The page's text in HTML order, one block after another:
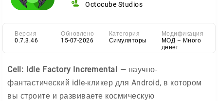
Octocube Studios
Версия
0.7.3.46
Обновлено
15-07-2026
Категория
Симуляторы
Модификация
МОД – Много
денег
Cell: Idle Factory Incremental — научно-
фантастический idle-кликер для Android, в котором
вы строите и развиваете космическую